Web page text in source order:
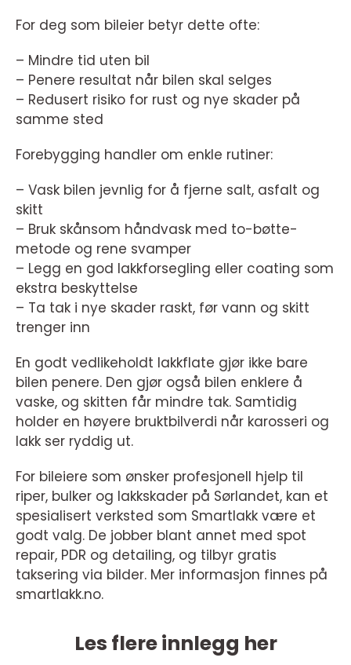
For deg som bileier betyr dette ofte:
– Mindre tid uten bil
– Penere resultat når bilen skal selges
– Redusert risiko for rust og nye skader på
samme sted
Forebygging handler om enkle rutiner:
– Vask bilen jevnlig for å fjerne salt, asfalt og
skitt
– Bruk skånsom håndvask med to-bøtte-
metode og rene svamper
– Legg en god lakkforsegling eller coating som
ekstra beskyttelse
– Ta tak i nye skader raskt, før vann og skitt
trenger inn
En godt vedlikeholdt lakkflate gjør ikke bare
bilen penere. Den gjør også bilen enklere å
vaske, og skitten får mindre tak. Samtidig
holder en høyere bruktbilverdi når karosseri og
lakk ser ryddig ut.
For bileiere som ønsker profesjonell hjelp til
riper, bulker og lakkskader på Sørlandet, kan et
spesialisert verksted som Smartlakk være et
godt valg. De jobber blant annet med spot
repair, PDR og detailing, og tilbyr gratis
taksering via bilder. Mer informasjon finnes på
smartlakk.no.
Les flere innlegg her